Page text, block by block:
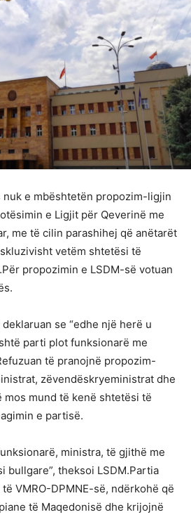
nuk e mbështetën propozim-ligjin
e Ligjit për Qeverinë me
me të cilin parashihej që anëtarët
vetëm shtetësi të
propozimin e LSDM-së votuan
se “edhe një herë u
parti plot funksionarë me
të pranojnë propozim-
zëvendëskryeministrat dhe
mos mund të kenë shtetësi të
e partisë.
ministra, të gjithë me
bullgare”, theksoi LSDM.Partia
VMRO-DPMNE-së, ndërkohë që
të Maqedonisë dhe krijojnë